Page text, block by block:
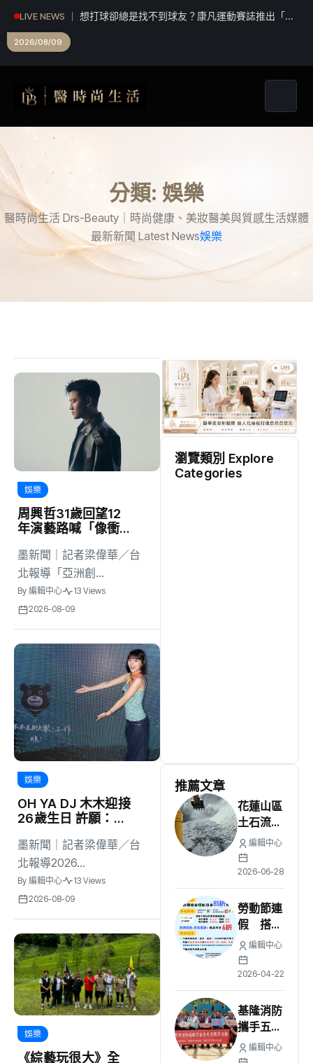
LIVE NEWS
想打球卻總是找不到球友？康凡運動賽誌推出「揪
2026/08/09
分類: 娛樂
醫時尚生活 Drs-Beauty｜時尚健康、美妝醫美與質感生活媒體
最新新聞 Latest News娛樂
娛樂
周興哲31歲回望12
年演藝路喊「像衝
嘆：以前的傷痕都
是蛻變的殼
墨新聞｜記者梁偉華／台
北報導「亞洲創...
By 編輯中心
13 Views
2026-08-09
娛樂
OH YA DJ 木木迎接
26歲生日 許願：
角！」
墨新聞｜記者梁偉華／台
北報導2026...
By 編輯中心
13 Views
2026-08-09
娛樂
《綜藝玩很大》全
瀏覽類別 Explore
Categories
推薦文章
花蓮山區
土石流沖
毀便道
空勤深入
馬太鞍溪
成功救出
11工程人
員
編輯中心
2026-06-28
勞動節連
假 搭乘
公共運
輸、幸福
巴士優惠
編輯中心
2026-04-22
基隆消防
攜手五縣
市 深化
職安交流
編輯中心